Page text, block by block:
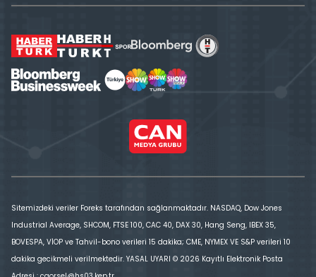
Sitemizdeki veriler Foreks tarafından sağlanmaktadır. NASDAQ, Dow Jones
Industrial Average, SHCOM, FTSE 100, CAC 40, DAX 30, Hang Seng, IBEX 35,
BOVESPA, VİOP ve Tahvil-bono verileri 15 dakika; CME, NYMEX VE S&P verileri 10
dakika gecikmeli verilmektedir. YASAL UYARI © 2026 Kayıtlı Elektronik Posta